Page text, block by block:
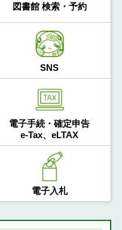
図書館 検索・予約
SNS
電子手続・確定申告
e-Tax、eLTAX
電子入札